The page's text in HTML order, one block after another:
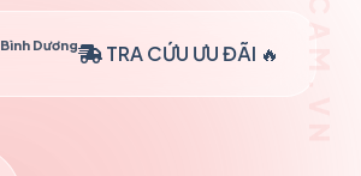
Bình Dương TRA CỨU ƯU ĐÃI 🔥